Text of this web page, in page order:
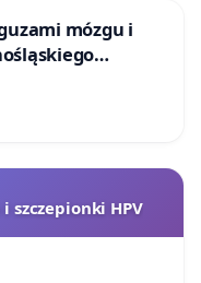
mózgu i
szczepionki HPV